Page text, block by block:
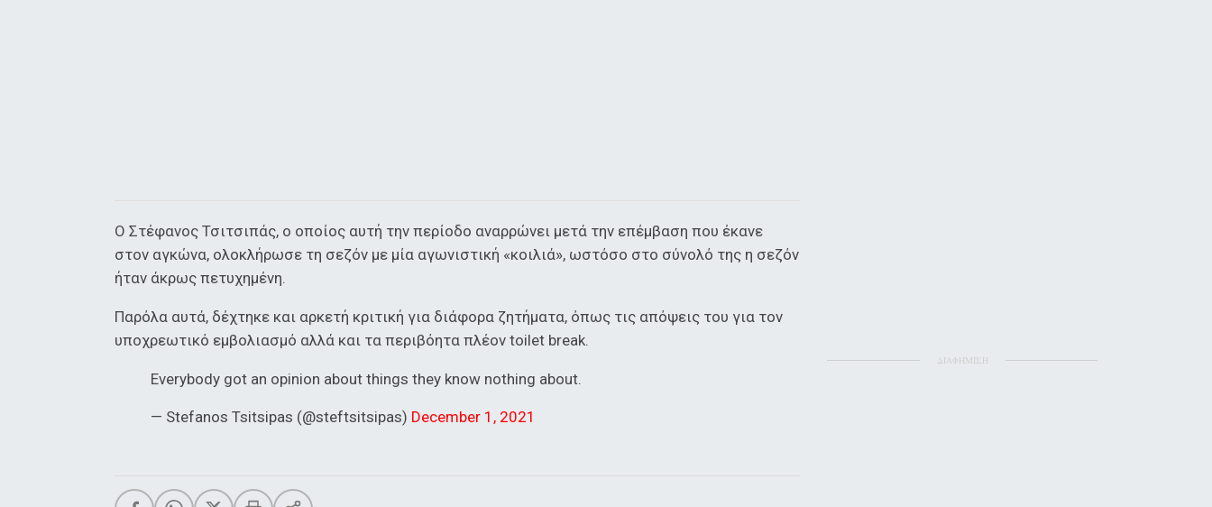
Ο Στέφανος Τσιτσιπάς, ο οποίος αυτή την περίοδο αναρρώνει μετά την επέμβαση που έκανε
στον αγκώνα, ολοκλήρωσε τη σεζόν με μία αγωνιστική «κοιλιά», ωστόσο στο σύνολό της η σεζόν
ήταν άκρως πετυχημένη.
Παρόλα αυτά, δέχτηκε και αρκετή κριτική για διάφορα ζητήματα, όπως τις απόψεις του για τον
υποχρεωτικό εμβολιασμό αλλά και τα περιβόητα πλέον toilet break.
Everybody got an opinion about things they know nothing about.
— Stefanos Tsitsipas (@steftsitsipas) December 1, 2021
ΔΙΑΦΗΜΙΣΗ